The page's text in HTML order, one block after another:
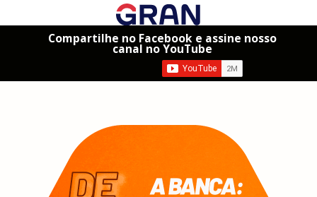
Compartilhe no Facebook e assine nosso
canal no YouTube